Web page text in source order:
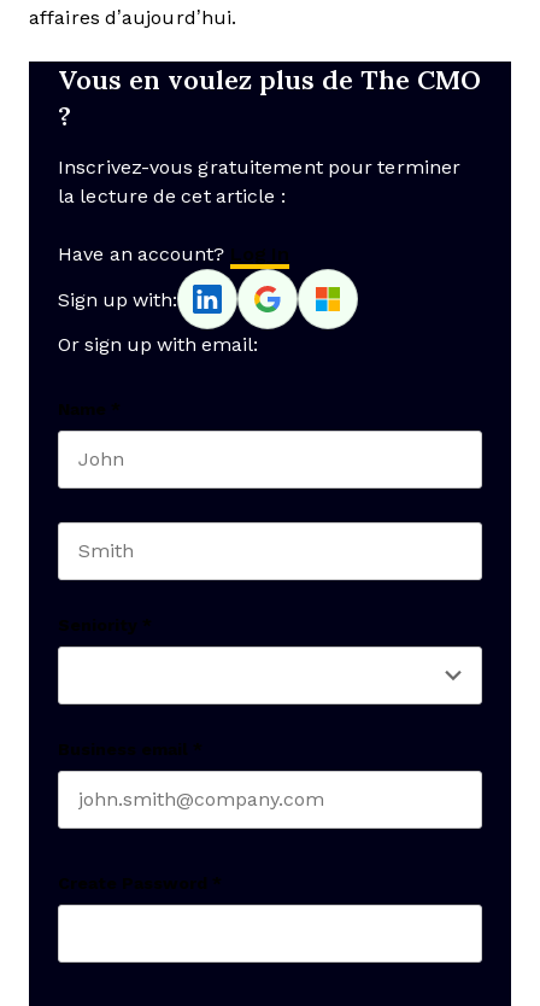
affaires d’aujourd’hui.
Vous en voulez plus de The CMO
?
Inscrivez-vous gratuitement pour terminer
la lecture de cet article :
Have an account? Log In
Sign up with:
Or sign up with email:
Name *
Seniority *
Business email *
Create Password *